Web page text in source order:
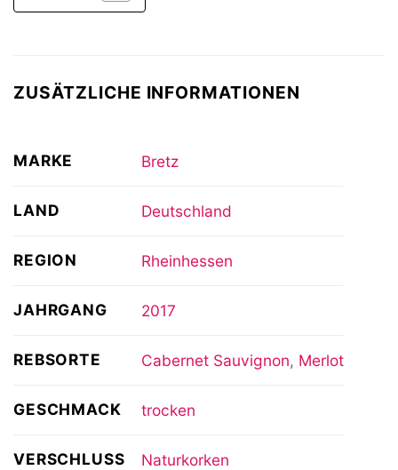
ZUSÄTZLICHE INFORMATIONEN
MARKE Bretz
LAND Deutschland
REGION Rheinhessen
JAHRGANG 2017
REBSORTE Cabernet Sauvignon, Merlot
GESCHMACK trocken
VERSCHLUSS Naturkorken